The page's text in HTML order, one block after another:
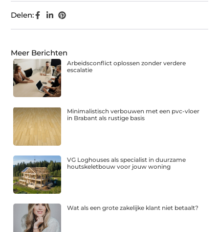
Delen:
Meer Berichten
Arbeidsconflict oplossen zonder verdere
escalatie
Minimalistisch verbouwen met een pvc-vloer
in Brabant als rustige basis
VG Loghouses als specialist in duurzame
houtskeletbouw voor jouw woning
Wat als een grote zakelijke klant niet betaalt?